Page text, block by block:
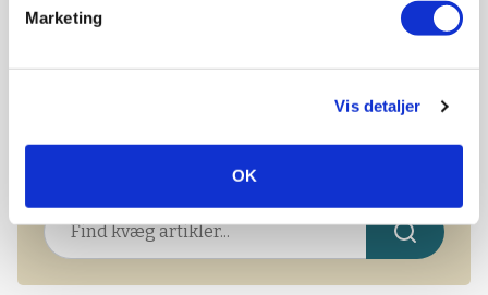
Marketing
Vis detaljer
OK
fra kvægstalde
artikler om Kvæg